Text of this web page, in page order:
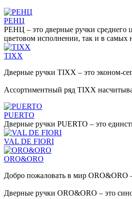
РЕНЦ
РЕНЦ – это дверные ручки среднего
цветовом исполнении, так и в самых
TIXX
Дверные ручки TIXX – это эконом-
Ассортиментный ряд TIXX
PUERTO
Дверные ручки PUERTO – это
VAL DE FIORI
ORO&ORO
Добро пожаловать в мир ORO&ORO
Дверные ручки ORO&ORO – это